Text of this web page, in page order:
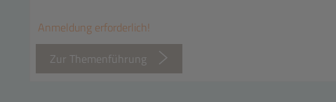
Anmeldung erforderlich!
Zur Themenführung